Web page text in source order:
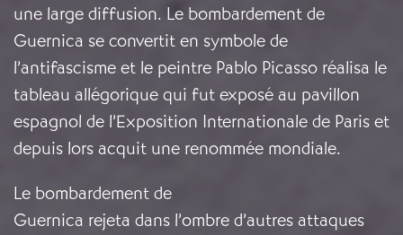
une large diffusion. Le bombardement de
Guernica se convertit en symbole de
l’antifascisme et le peintre Pablo Picasso réalisa le
tableau allégorique qui fut exposé au pavillon
espagnol de l’Exposition Internationale de Paris et
depuis lors acquit une renommée mondiale.
Le bombardement de
Guernica rejeta dans l’ombre d’autres attaques